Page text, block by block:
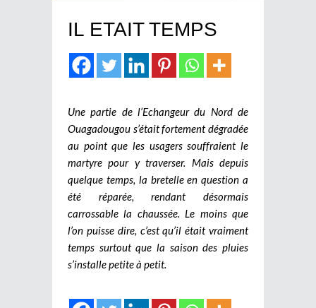
IL ETAIT TEMPS
Une partie de l’Echangeur du Nord de
Ouagadougou s’était fortement dégradée
au point que les usagers souffraient le
martyre pour y traverser. Mais depuis
quelque temps, la bretelle en question a
été réparée, rendant désormais
carrossable la chaussée. Le moins que
l’on puisse dire, c’est qu’il était vraiment
temps surtout que la saison des pluies
s’installe petite à petit.